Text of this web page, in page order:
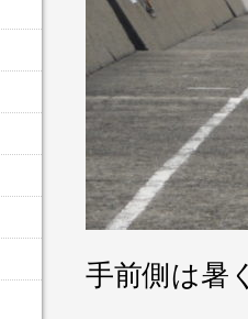
手前側は暑